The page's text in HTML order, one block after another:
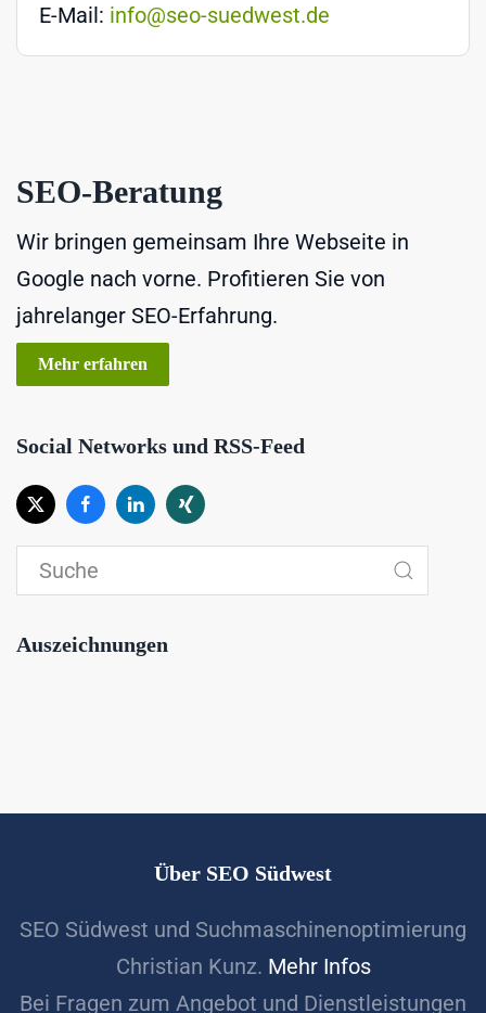
E-Mail: info@seo-suedwest.de
SEO-Beratung
Wir bringen gemeinsam Ihre Webseite in
Google nach vorne. Profitieren Sie von
jahrelanger SEO-Erfahrung.
Mehr erfahren
Social Networks und RSS-Feed
Auszeichnungen
Über SEO Südwest
SEO Südwest und Suchmaschinenoptimierung
Christian Kunz. Mehr Infos
Bei Fragen zum Angebot und Dienstleistungen